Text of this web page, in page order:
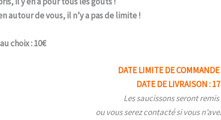
autour de vous, il n’y a pas de limite !
choix : 10€
DATE LIMITE DE
DATE DE LIVRAISON :
Les saucissons seront
ou vous serez contacté si vous